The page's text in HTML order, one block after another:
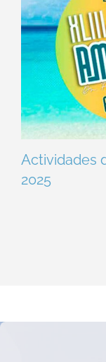
Actividades
2025